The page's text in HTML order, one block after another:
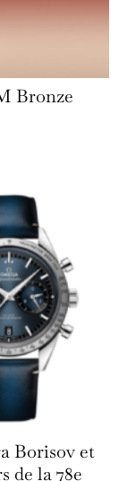
Bronze
Borisov et
de la 78e